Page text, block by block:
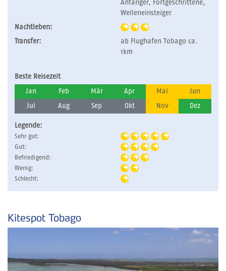
Anfänger, Fortgeschrittene,
Welleneinsteiger
Nachtleben:
Transfer:
ab Flughafen Tobago ca.
1km
Beste Reisezeit
Jan Feb Mär Apr Mai Jun
Jul Aug Sep Okt Nov Dez
Legende:
Sehr gut:
Gut:
Befriedigend:
Wenig:
Schlecht:
Kitespot Tobago